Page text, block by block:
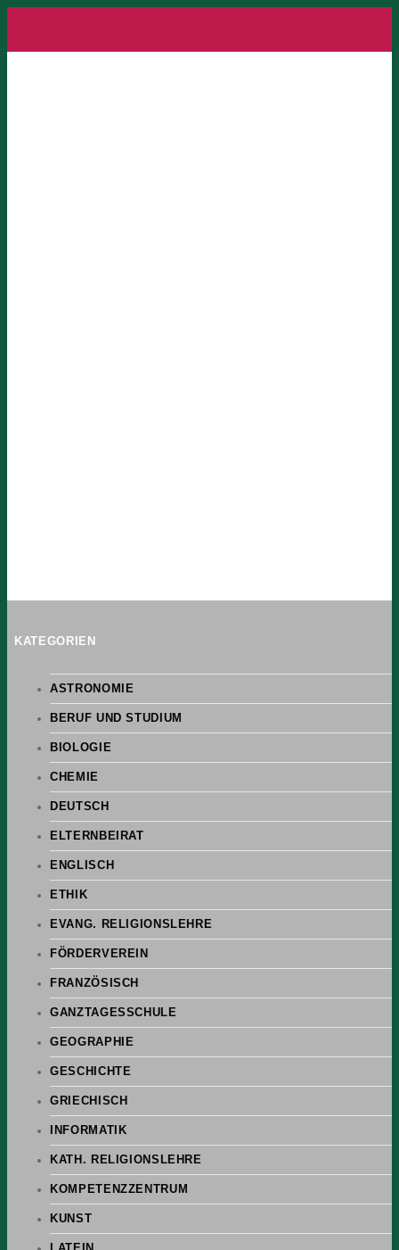
KATEGORIEN
ASTRONOMIE
BERUF UND STUDIUM
BIOLOGIE
CHEMIE
DEUTSCH
ELTERNBEIRAT
ENGLISCH
ETHIK
EVANG. RELIGIONSLEHRE
FÖRDERVEREIN
FRANZÖSISCH
GANZTAGESSCHULE
GEOGRAPHIE
GESCHICHTE
GRIECHISCH
INFORMATIK
KATH. RELIGIONSLEHRE
KOMPETENZZENTRUM
KUNST